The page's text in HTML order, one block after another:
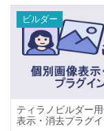
ビルダー
ティラノビルダー
表示・消去プラグ